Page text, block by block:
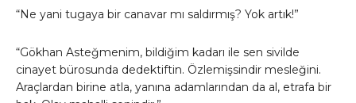
“Ne yani tugaya bir canavar mı saldırmış? Yok artık!”
“Gökhan Asteğmenim, bildiğim kadarı ile sen sivilde
cinayet bürosunda dedektiftin. Özlemişsindir mesleğini.
Araçlardan birine atla, yanına adamlarından da al, etrafa bir